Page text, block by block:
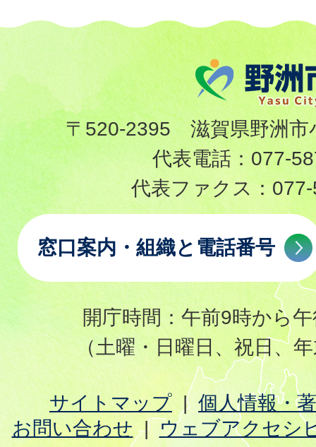
〒520-2395 滋賀県野洲市
代表電話： 077-
代表ファクス：
窓口案内・組織と電話番号
開庁時間：午前9時から
（土曜・日曜日、祝日、
サイトマップ
個人情報・
お問い合わせ
ウェブアクセシ